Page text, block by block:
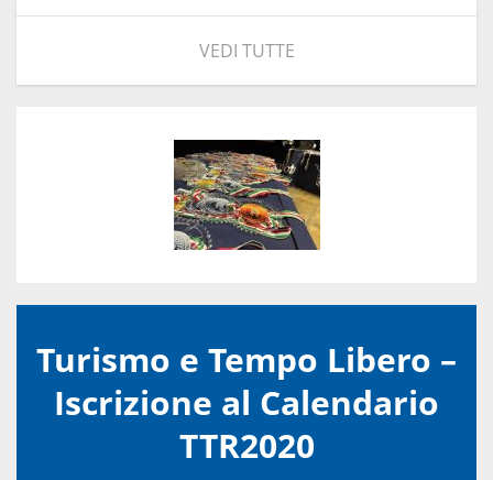
VEDI TUTTE
Turismo e Tempo Libero –
Iscrizione al Calendario
TTR2020